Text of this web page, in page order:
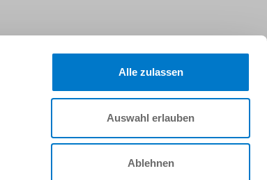
Alle zulassen
Auswahl erlauben
Ablehnen
Travailler chez Zimmer